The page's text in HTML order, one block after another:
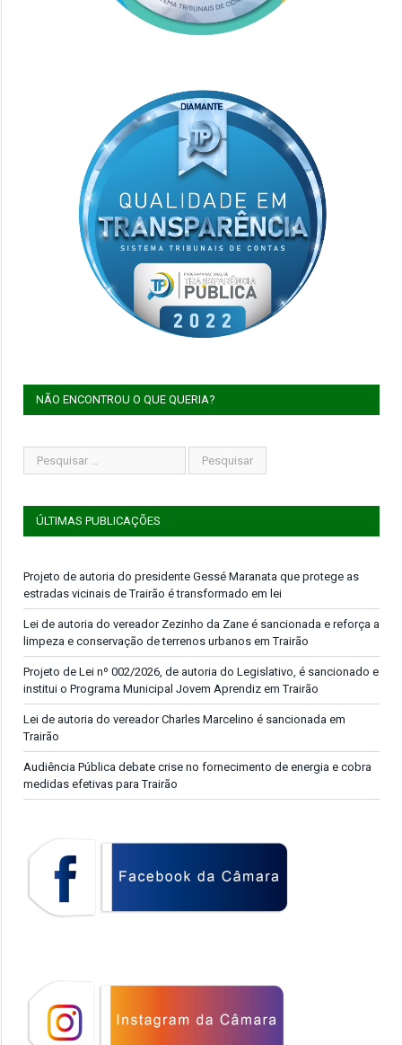
NÃO ENCONTROU O QUE QUERIA?
ÚLTIMAS PUBLICAÇÕES
Projeto de autoria do presidente Gessé Maranata que protege as
estradas vicinais de Trairão é transformado em lei
Lei de autoria do vereador Zezinho da Zane é sancionada e reforça a
limpeza e conservação de terrenos urbanos em Trairão
Projeto de Lei nº 002/2026, de autoria do Legislativo, é sancionado e
institui o Programa Municipal Jovem Aprendiz em Trairão
Lei de autoria do vereador Charles Marcelino é sancionada em
Trairão
Audiência Pública debate crise no fornecimento de energia e cobra
medidas efetivas para Trairão